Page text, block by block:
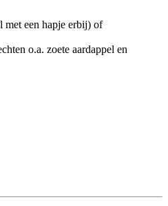
met een hapje erbij) of
o.a. zoete aardappel en